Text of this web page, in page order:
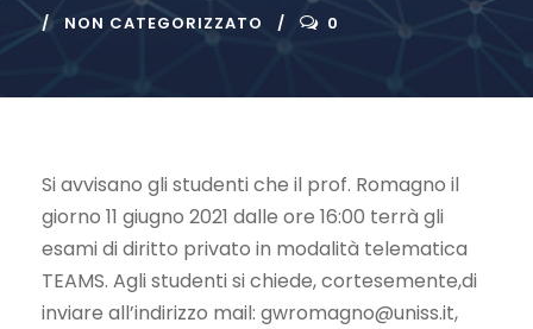
NON CATEGORIZZATO 0
Si avvisano gli studenti che il prof. Romagno il
giorno 11 giugno 2021 dalle ore 16:00 terrà gli
esami di diritto privato in modalità telematica
TEAMS. Agli studenti si chiede, cortesemente,di
inviare all’indirizzo mail: gwromagno@uniss.it,